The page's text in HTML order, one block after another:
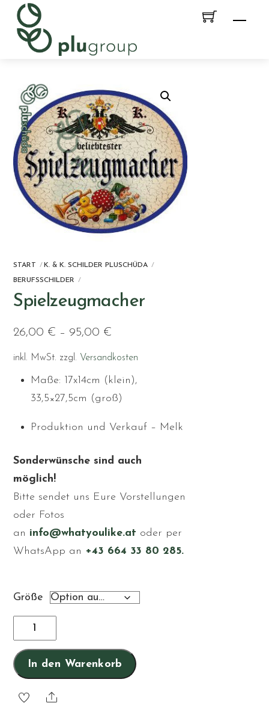
Skip
content
START K. & K. SCHILDER PLUSCHÜDA
BERUFSSCHILDER
Spielzeugmacher
26,00 € – 95,00 €
inkl. MwSt. zzgl. Versandkosten
Maße: 17x14cm (klein),
33,5×27,5cm (groß)
Produktion und Verkauf – Melk
Sonderwünsche sind auch
möglich!
Bitte sendet uns Eure Vorstellungen
oder Fotos
an info@whatyoulike.at oder per
WhatsApp an +43 664 33 80 285.
Größe
Spielzeugmacher
Menge
In den Warenkorb
Share